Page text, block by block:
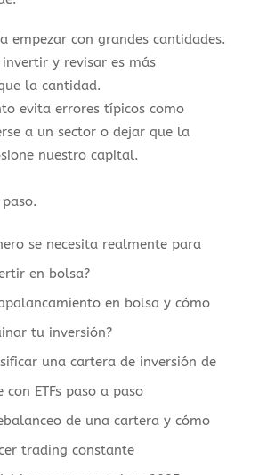
empezar con grandes cantidades.
y revisar es más
la cantidad.
evita errores típicos como
a un sector o dejar que la
nuestro capital.
se necesita realmente para
en bolsa?
en bolsa y cómo
tu inversión?
una cartera de inversión de
ETFs paso a paso
de una cartera y cómo
trading constante